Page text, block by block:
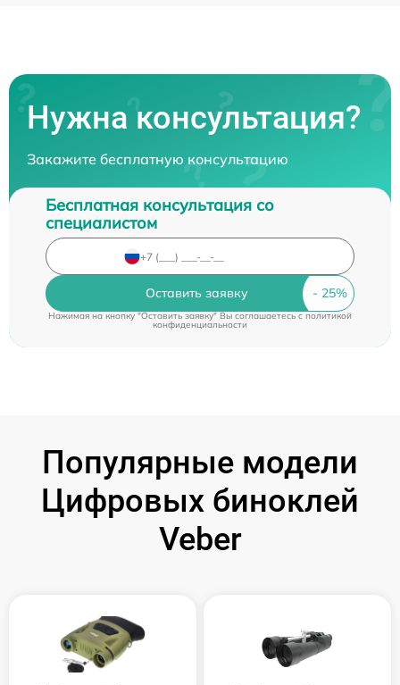
Нужна консультация?
Закажите бесплатную консультацию
Бесплатная консультация со
специалистом
Оставить заявку
Нажимая на кнопку "Оставить заявку" Вы соглашаетесь c политикой
конфиденциальности
Популярные модели
Цифровых биноклей
Veber